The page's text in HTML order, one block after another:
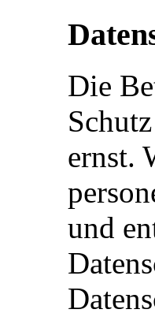
Die
ernst.
und